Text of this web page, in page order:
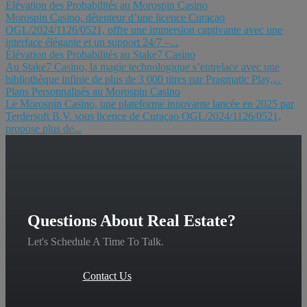
Élévation des Probabilités au Morospin Casino
Morospin Casino, détenteur d’une licence Curaçao
OGL/2024/1126/0521, offre une immersion captivante avec une
interface élégante et un support 24/7 –...
Élévation des Probabilités au Stake7 Casino
Au Stake7 Casino, la magie technologique s’entrelace avec une
bibliothèque infinie de plus de 3 000 titres par Pragmatic Play,...
Plans Personnalisés au Morospin Casino
Le Morospin Casino, une plateforme innovante lancée en 2025 par
Terdersoft B.V. sous licence de Curaçao OGL/2024/1126/0521,
propose plus de...
Questions About Real Estate?
Let's Schedule A Time To Talk.
Contact Us